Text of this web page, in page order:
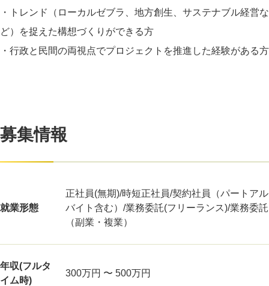
・トレンド（ローカルゼブラ、地方創生、サステナブル経営な
ど）を捉えた構想づくりができる方
・行政と民間の両視点でプロジェクトを推進した経験がある方
募集情報
就業形態
正社員(無期)/時短正社員/契約社員（パートアル
バイト含む）/業務委託(フリーランス)/業務委託
（副業・複業）
年収(フルタ
イム時)
300万円 〜 500万円